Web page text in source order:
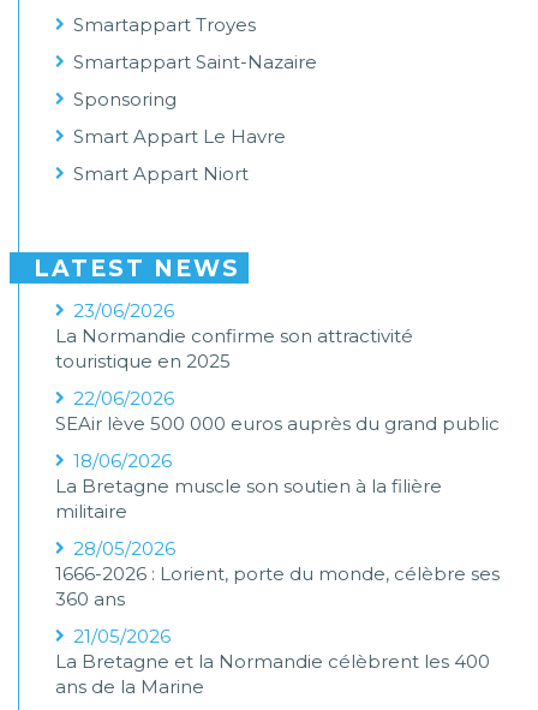
Smartappart Troyes
Smartappart Saint-Nazaire
Sponsoring
Smart Appart Le Havre
Smart Appart Niort
LATEST NEWS
23/06/2026
La Normandie confirme son attractivité
touristique en 2025
22/06/2026
SEAir lève 500 000 euros auprès du grand public
18/06/2026
La Bretagne muscle son soutien à la filière
militaire
28/05/2026
1666-2026 : Lorient, porte du monde, célèbre ses
360 ans
21/05/2026
La Bretagne et la Normandie célèbrent les 400
ans de la Marine